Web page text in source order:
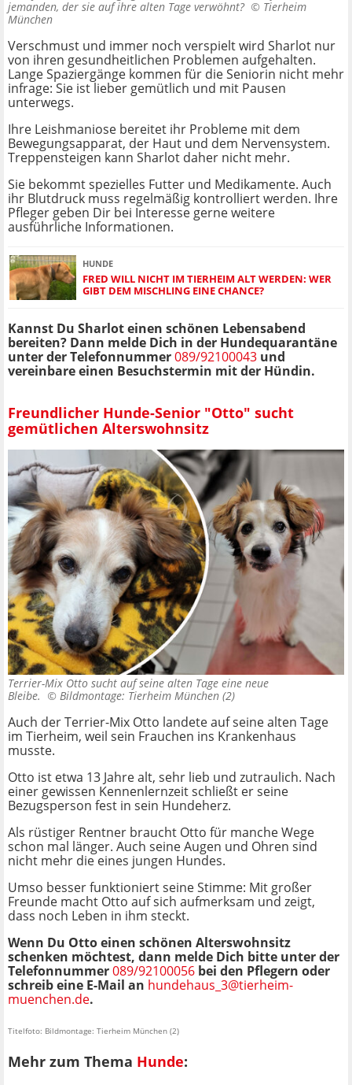
jemanden, der sie auf ihre alten Tage verwöhnt? © Tierheim
München
Verschmust und immer noch verspielt wird Sharlot nur
von ihren gesundheitlichen Problemen aufgehalten.
Lange Spaziergänge kommen für die Seniorin nicht mehr
infrage: Sie ist lieber gemütlich und mit Pausen
unterwegs.
Ihre Leishmaniose bereitet ihr Probleme mit dem
Bewegungsapparat, der Haut und dem Nervensystem.
Treppensteigen kann Sharlot daher nicht mehr.
Sie bekommt spezielles Futter und Medikamente. Auch
ihr Blutdruck muss regelmäßig kontrolliert werden. Ihre
Pfleger geben Dir bei Interesse gerne weitere
ausführliche Informationen.
HUNDE
FRED WILL NICHT IM TIERHEIM ALT WERDEN: WER
GIBT DEM MISCHLING EINE CHANCE?
Kannst Du Sharlot einen schönen Lebensabend
bereiten? Dann melde Dich in der Hundequarantäne
unter der Telefonnummer089/92100043 und
vereinbare einen Besuchstermin mit der Hündin.
Freundlicher Hunde-Senior "Otto" sucht
gemütlichen Alterswohnsitz
Terrier-Mix Otto sucht auf seine alten Tage eine neue
Bleibe. © Bildmontage: Tierheim München (2)
Auch der Terrier-Mix Otto landete auf seine alten Tage
im Tierheim, weil sein Frauchen ins Krankenhaus
musste.
Otto ist etwa 13 Jahre alt, sehr lieb und zutraulich. Nach
einer gewissen Kennenlernzeit schließt er seine
Bezugsperson fest in sein Hundeherz.
Als rüstiger Rentner braucht Otto für manche Wege
schon mal länger. Auch seine Augen und Ohren sind
nicht mehr die eines jungen Hundes.
Umso besser funktioniert seine Stimme: Mit großer
Freunde macht Otto auf sich aufmerksam und zeigt,
dass noch Leben in ihm steckt.
Wenn Du Otto einen schönen Alterswohnsitz
schenken möchtest, dann melde Dich bitte unter der
Telefonnummer089/92100056 bei den Pflegern oder
schreib eine E-Mail an hundehaus_3@tierheim-
muenchen.de.
Titelfoto: Bildmontage: Tierheim München (2)
Mehr zum Thema Hunde: